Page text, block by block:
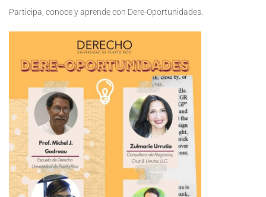
Participa, conoce y aprende con Dere-Oportunidades.